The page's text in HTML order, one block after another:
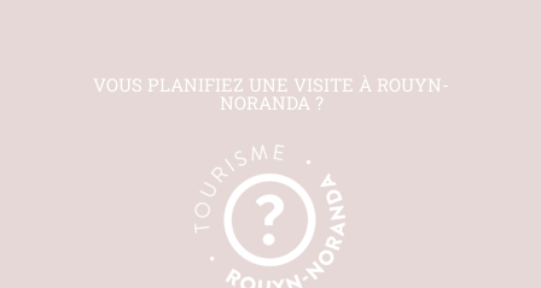
VOUS PLANIFIEZ UNE VISITE À ROUYN-
NORANDA ?